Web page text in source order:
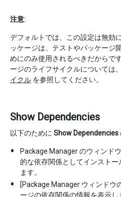
注意:
デフォルトでは、この設定は無効
ッケージは、テストやパッケージ
めにのみ使用されるべきだからで
ージのライフサイクルについては、
イクル を参照してください。
Show Dependencies
以下のために Show Dependencies
Package Manager のウィンド
的な依存関係としてインスト
ます。
[Package Manager ウィンドウ
ージの依存関係の情報を表示